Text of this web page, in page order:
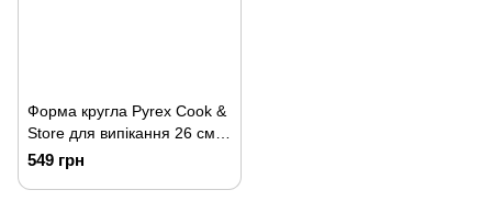
Форма кругла Pyrex Cook &
Store для випікання 26 см
(208P000/7646)
549 грн